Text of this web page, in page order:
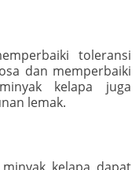
toleransi
dan memperbaiki
kelapa juga
lemak.